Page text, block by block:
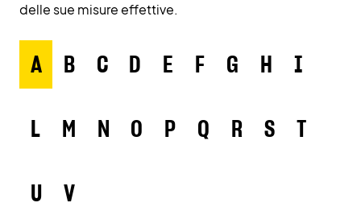
delle sue misure effettive.
A B C D E F G H I
L M N O P Q R S T
U V